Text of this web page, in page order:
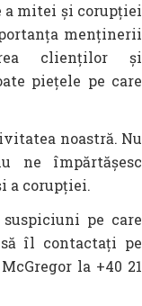
a mitei și corupției
menținerii
clienților și
piețele pe care
noastră. Nu
ne împărtășesc
a corupției.
pe care
îl contactați pe
la +40 21